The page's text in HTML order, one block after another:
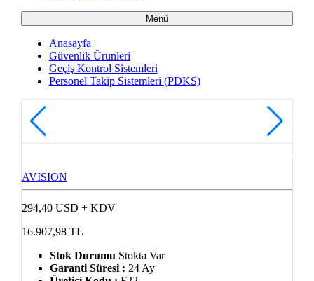
Menü
Anasayfa
Güvenlik Ürünleri
Geçiş Kontrol Sistemleri
Personel Takip Sistemleri (PDKS)
AVISION
294,40 USD + KDV
16.907,98 TL
Stok Durumu Stokta Var
Garanti Süresi : 24 Ay